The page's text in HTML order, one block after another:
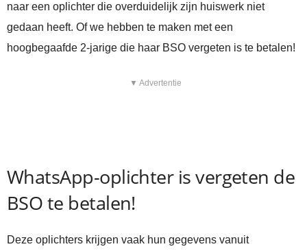
naar een oplichter die overduidelijk zijn huiswerk niet
gedaan heeft. Of we hebben te maken met een
hoogbegaafde 2-jarige die haar BSO vergeten is te betalen!
▼ Advertentie
WhatsApp-oplichter is vergeten de
BSO te betalen!
Deze oplichters krijgen vaak hun gegevens vanuit